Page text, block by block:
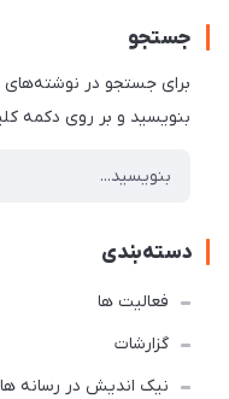
جستجو
برای جستجو در
بنویسید و بر روی دکمه
دسته‌بندی
فعالیت ها
گزارشات
نیک اندیش در رسانه ها